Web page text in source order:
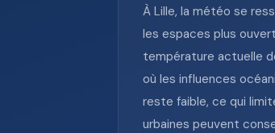
À Lille, la météo se
les espaces plus
température actuelle
où les influences
reste faible, ce qui
urbaines peuvent